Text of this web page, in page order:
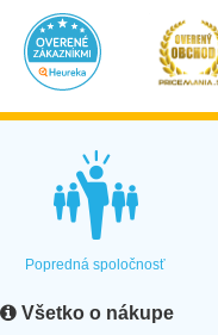
Popredná spoločnosť
Všetko o nákupe